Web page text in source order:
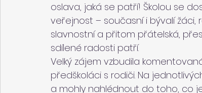
oslava, jaká se patří! Školou se
veřejnost – současní i bývalí žáci,
slavnostní a přitom přátelská,
sdílené radosti patří.
Velký zájem vzbudila
předškoláci s rodiči. Na
a mohly nahlédnout do toho, co